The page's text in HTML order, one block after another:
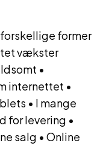
former
vækster
•
internettet •
• I mange
for levering •
salg • Online